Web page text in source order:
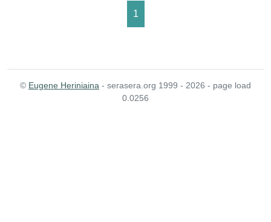
1
© Eugene Heriniaina - serasera.org 1999 - 2026 - page load
0.0256